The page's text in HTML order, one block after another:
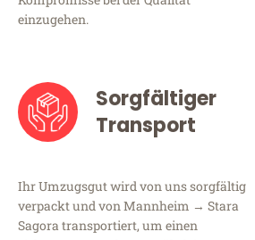
einzugehen.
Sorgfältiger
Transport
Ihr Umzugsgut wird von uns sorgfältig
verpackt und von Mannheim → Stara
Sagora transportiert, um einen